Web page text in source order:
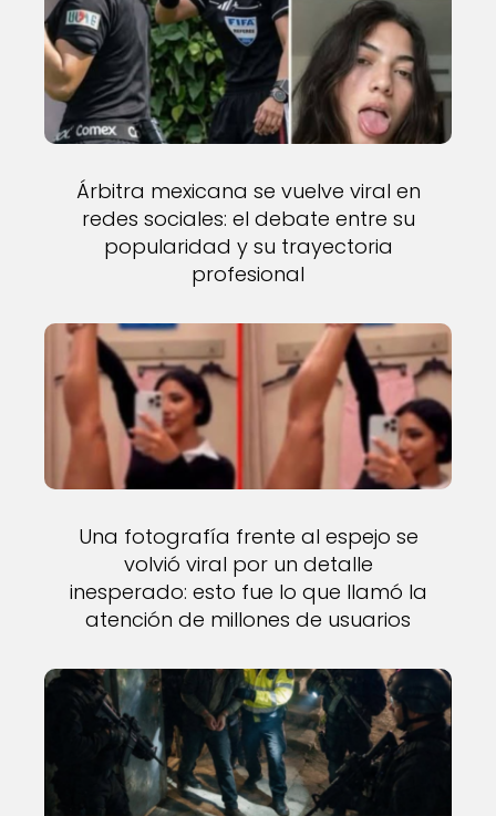
Árbitra mexicana se vuelve viral en
redes sociales: el debate entre su
popularidad y su trayectoria
profesional
Una fotografía frente al espejo se
volvió viral por un detalle
inesperado: esto fue lo que llamó la
atención de millones de usuarios